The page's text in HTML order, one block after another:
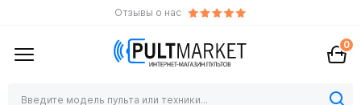
Отзывы о нас
0